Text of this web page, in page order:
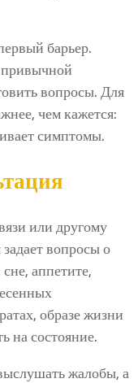
барьер.
привычной
вопросы. Для
чем кажется:
симптомы.
или другому
вопросы о
аппетите,
образе жизни
на состояние.
жалобы, а